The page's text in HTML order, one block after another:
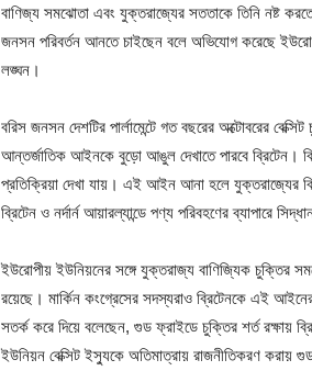
বাণিজ্য সমঝোতা এবং যুক্তরাজ্যের সততাকে তিনি নষ্ট করতে
জনসন পরিবর্তন আনতে চাইছেন বলে অভিযোগ করেছে
লঙ্ঘন।
বরিস জনসন দেশটির পার্লামেন্টে গত বছরের অক্টোবরের
আন্তর্জাতিক আইনকে বুড়ো আঙুল দেখাতে পারবে ব্রিটেন।
প্রতিক্রিয়া দেখা যায়। এই আইন আনা হলে যুক্তরাজ্যের
ব্রিটেন ও নর্দার্ন আয়ারল্যান্ডে পণ্য পরিবহণের ব্যাপারে
ইউরোপীয় ইউনিয়নের সঙ্গে যুক্তরাজ্য বাণিজ্যিক চুক্তির
রয়েছে। মার্কিন কংগ্রেসের সদস্যরাও ব্রিটেনকে এই
সতর্ক করে দিয়ে বলেছেন, গুড ফ্রাইডে চুক্তির শর্ত রক্ষায়
ইউনিয়ন বেক্সিট ইস্যুকে অতিমাত্রায় রাজনীতিকরণ করায়